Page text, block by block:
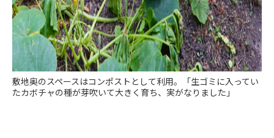
敷地奥のスペースはコンポストとして利用。「生ゴミに入ってい
たカボチャの種が芽吹いて大きく育ち、実がなりました」